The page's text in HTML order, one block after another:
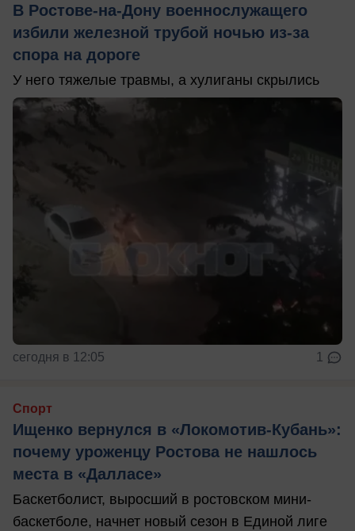
В Ростове-на-Дону военнослужащего
избили железной трубой ночью из-за
спора на дороге
У него тяжелые травмы, а хулиганы скрылись
сегодня в 12:05 1
Спорт
Ищенко вернулся в «Локомотив-Кубань»:
почему уроженцу Ростова не нашлось
места в «Далласе»
Баскетболист, выросший в ростовском мини-
баскетболе, начнет новый сезон в Единой лиге